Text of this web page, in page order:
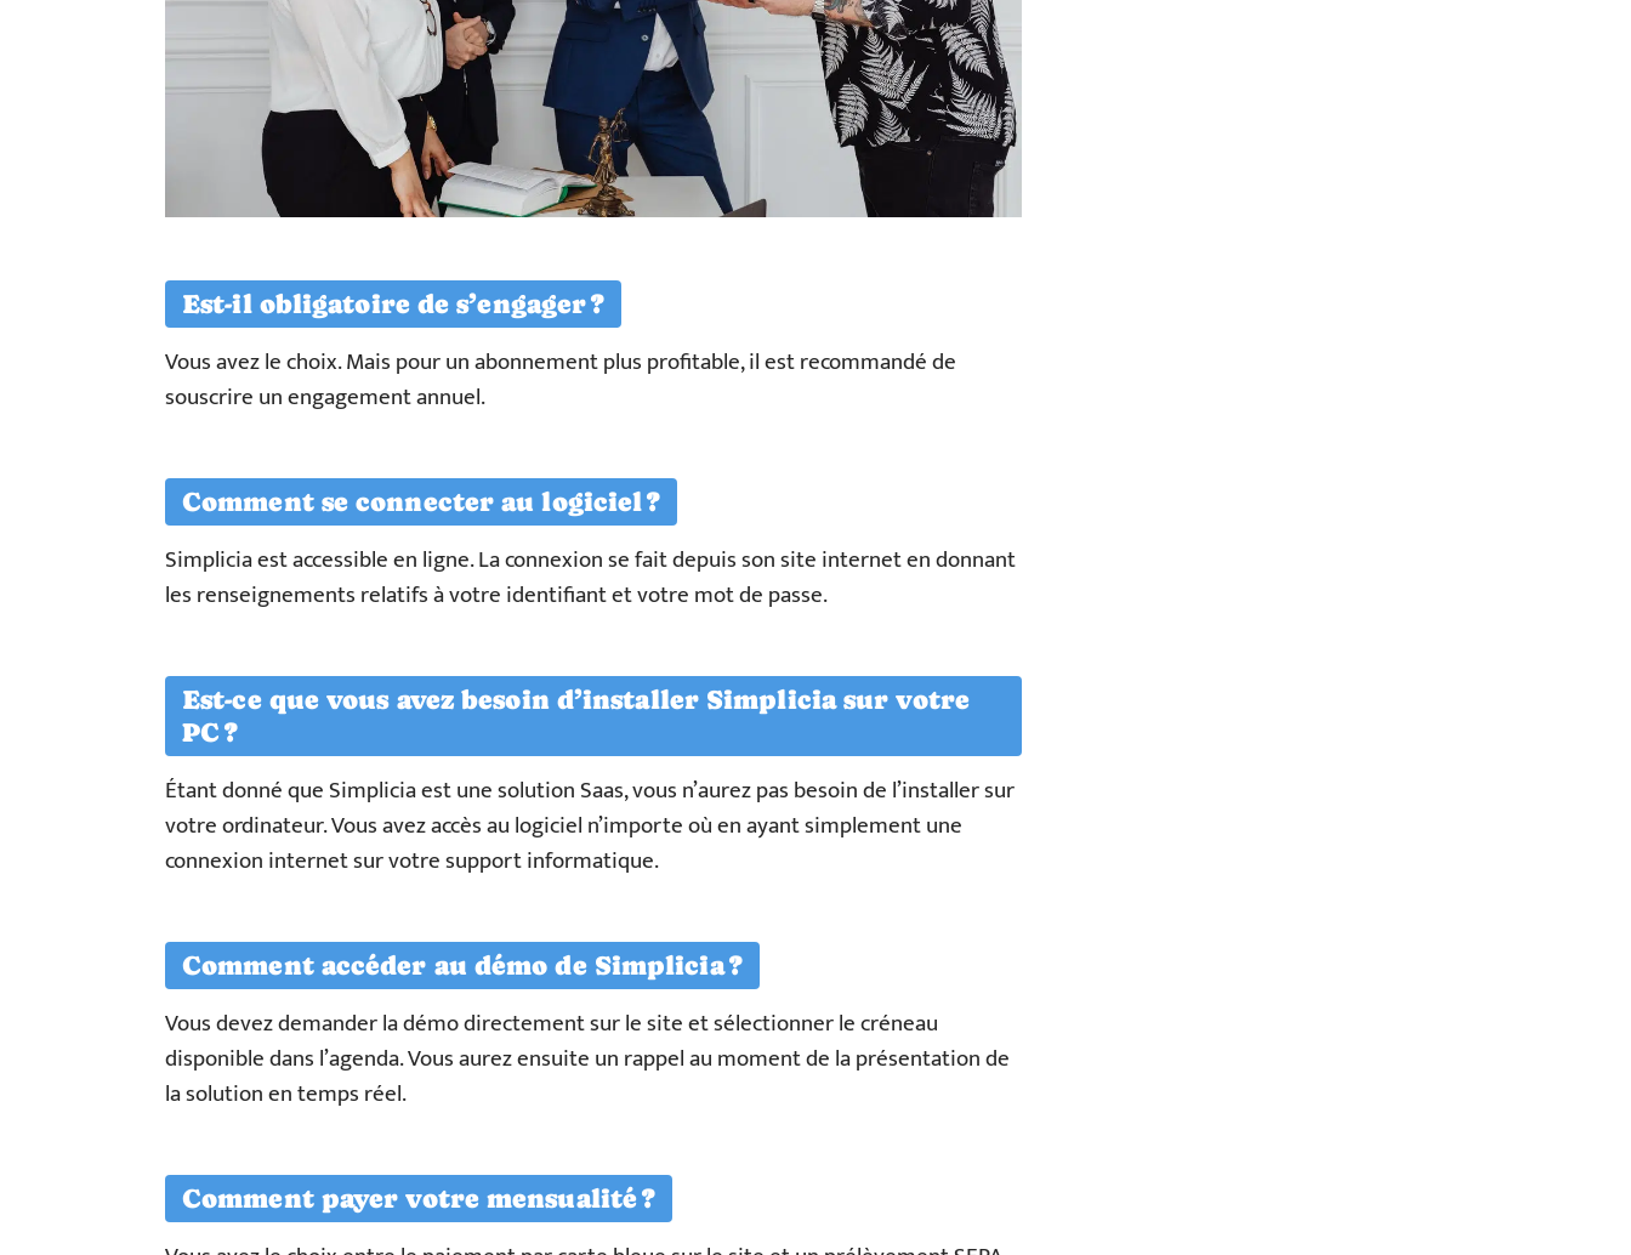
Est-il obligatoire de s’engager ?
Vous avez le choix. Mais pour un abonnement plus profitable, il est recommandé de
souscrire un engagement annuel.
Comment se connecter au logiciel ?
Simplicia est accessible en ligne. La connexion se fait depuis son site internet en donnant
les renseignements relatifs à votre identifiant et votre mot de passe.
Est-ce que vous avez besoin d’installer Simplicia sur votre
PC ?
Étant donné que Simplicia est une solution Saas, vous n’aurez pas besoin de l’installer sur
votre ordinateur. Vous avez accès au logiciel n’importe où en ayant simplement une
connexion internet sur votre support informatique.
Comment accéder au démo de Simplicia ?
Vous devez demander la démo directement sur le site et sélectionner le créneau
disponible dans l’agenda. Vous aurez ensuite un rappel au moment de la présentation de
la solution en temps réel.
Comment payer votre mensualité ?